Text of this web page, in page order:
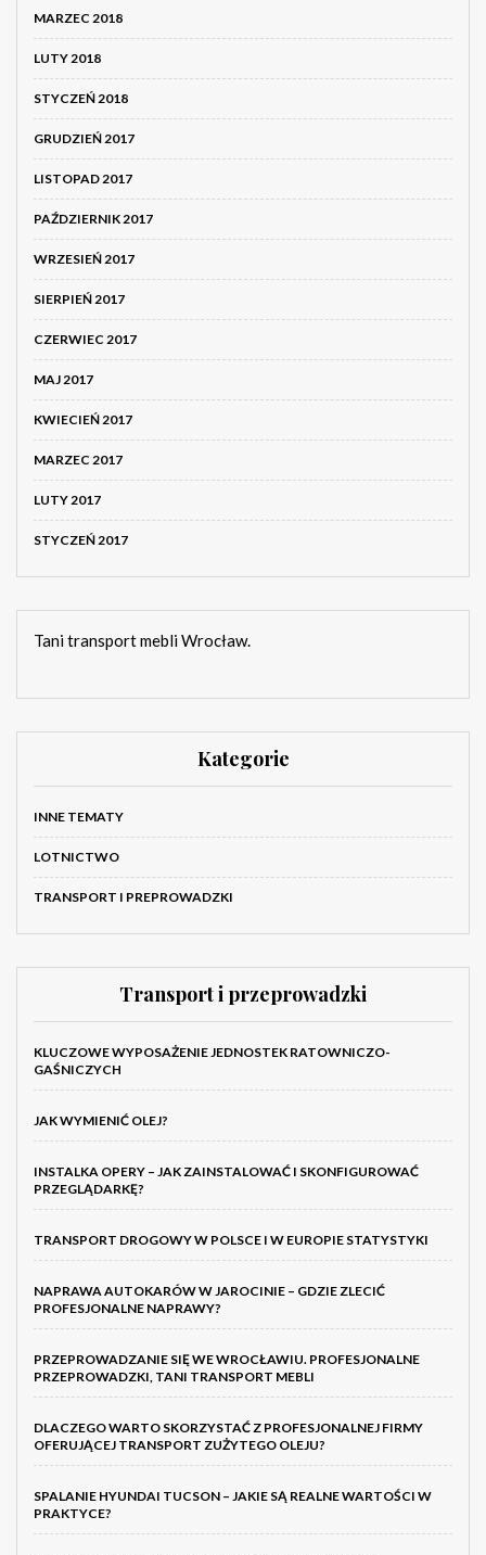
MARZEC 2018
LUTY 2018
STYCZEŃ 2018
GRUDZIEŃ 2017
LISTOPAD 2017
PAŹDZIERNIK 2017
WRZESIEŃ 2017
SIERPIEŃ 2017
CZERWIEC 2017
MAJ 2017
KWIECIEŃ 2017
MARZEC 2017
LUTY 2017
STYCZEŃ 2017
Tani transport mebli Wrocław.
Kategorie
INNE TEMATY
LOTNICTWO
TRANSPORT I PREPROWADZKI
Transport i przeprowadzki
KLUCZOWE WYPOSAŻENIE JEDNOSTEK RATOWNICZO-
GAŚNICZYCH
JAK WYMIENIĆ OLEJ?
INSTALKA OPERY – JAK ZAINSTALOWAĆ I SKONFIGUROWAĆ
PRZEGLĄDARKĘ?
TRANSPORT DROGOWY W POLSCE I W EUROPIE STATYSTYKI
NAPRAWA AUTOKARÓW W JAROCINIE – GDZIE ZLECIĆ
PROFESJONALNE NAPRAWY?
PRZEPROWADZANIE SIĘ WE WROCŁAWIU. PROFESJONALNE
PRZEPROWADZKI, TANI TRANSPORT MEBLI
DLACZEGO WARTO SKORZYSTAĆ Z PROFESJONALNEJ FIRMY
OFERUJĄCEJ TRANSPORT ZUŻYTEGO OLEJU?
SPALANIE HYUNDAI TUCSON – JAKIE SĄ REALNE WARTOŚCI W
PRAKTYCE?